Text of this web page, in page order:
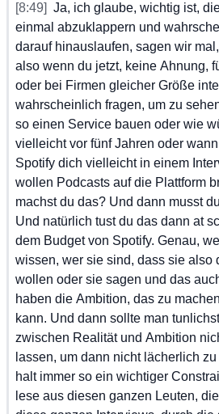
[8:49] Ja, ich glaube, wichtig ist,
einmal abzuklappern und
darauf hinauslaufen, sagen wir mal,
also wenn du jetzt, keine Ahnung,
oder bei Firmen gleicher Größe
wahrscheinlich fragen, um zu
so einen Service bauen oder wie
vielleicht vor fünf Jahren oder wann
Spotify dich vielleicht in einem
wollen Podcasts auf die Plattform
machst du das? Und dann musst du
Und natürlich tust du das dann at
dem Budget von Spotify. Genau,
wissen, wer sie sind, dass sie also
wollen oder sie sagen und das
haben die Ambition, das zu
kann. Und dann sollte man tunlichst
zwischen Realität und Ambition
lassen, um dann nicht lächerlich zu
halt immer so ein wichtiger
lese aus diesen ganzen Leuten, die